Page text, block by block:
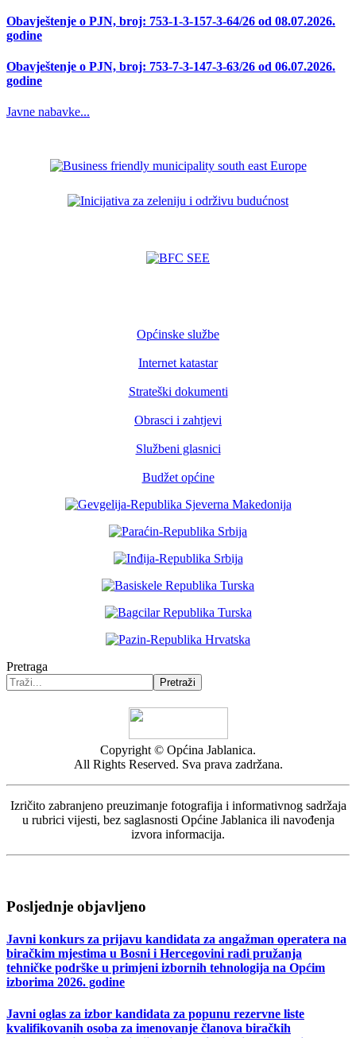
Obavještenje o PJN, broj: 753-1-3-157-3-64/26 od 08.07.2026.
godine
Obavještenje o PJN, broj: 753-7-3-147-3-63/26 od 06.07.2026.
godine
Javne nabavke...
Općinske službe
Internet katastar
Strateški dokumenti
Obrasci i zahtjevi
Službeni glasnici
Budžet općine
Pretraga
Pretraži
Copyright © Općina Jablanica.
All Rights Reserved. Sva prava zadržana.
Izričito zabranjeno preuzimanje fotografija i informativnog sadržaja
u rubrici vijesti, bez saglasnosti Općine Jablanica ili navođenja
izvora informacija.
Posljednje objavljeno
Javni konkurs za prijavu kandidata za angažman operatera na
biračkim mjestima u Bosni i Hercegovini radi pružanja
tehničke podrške u primjeni izbornih tehnologija na Općim
izborima 2026. godine
Javni oglas za izbor kandidata za popunu rezervne liste
kvalifikovanih osoba za imenovanje članova biračkih